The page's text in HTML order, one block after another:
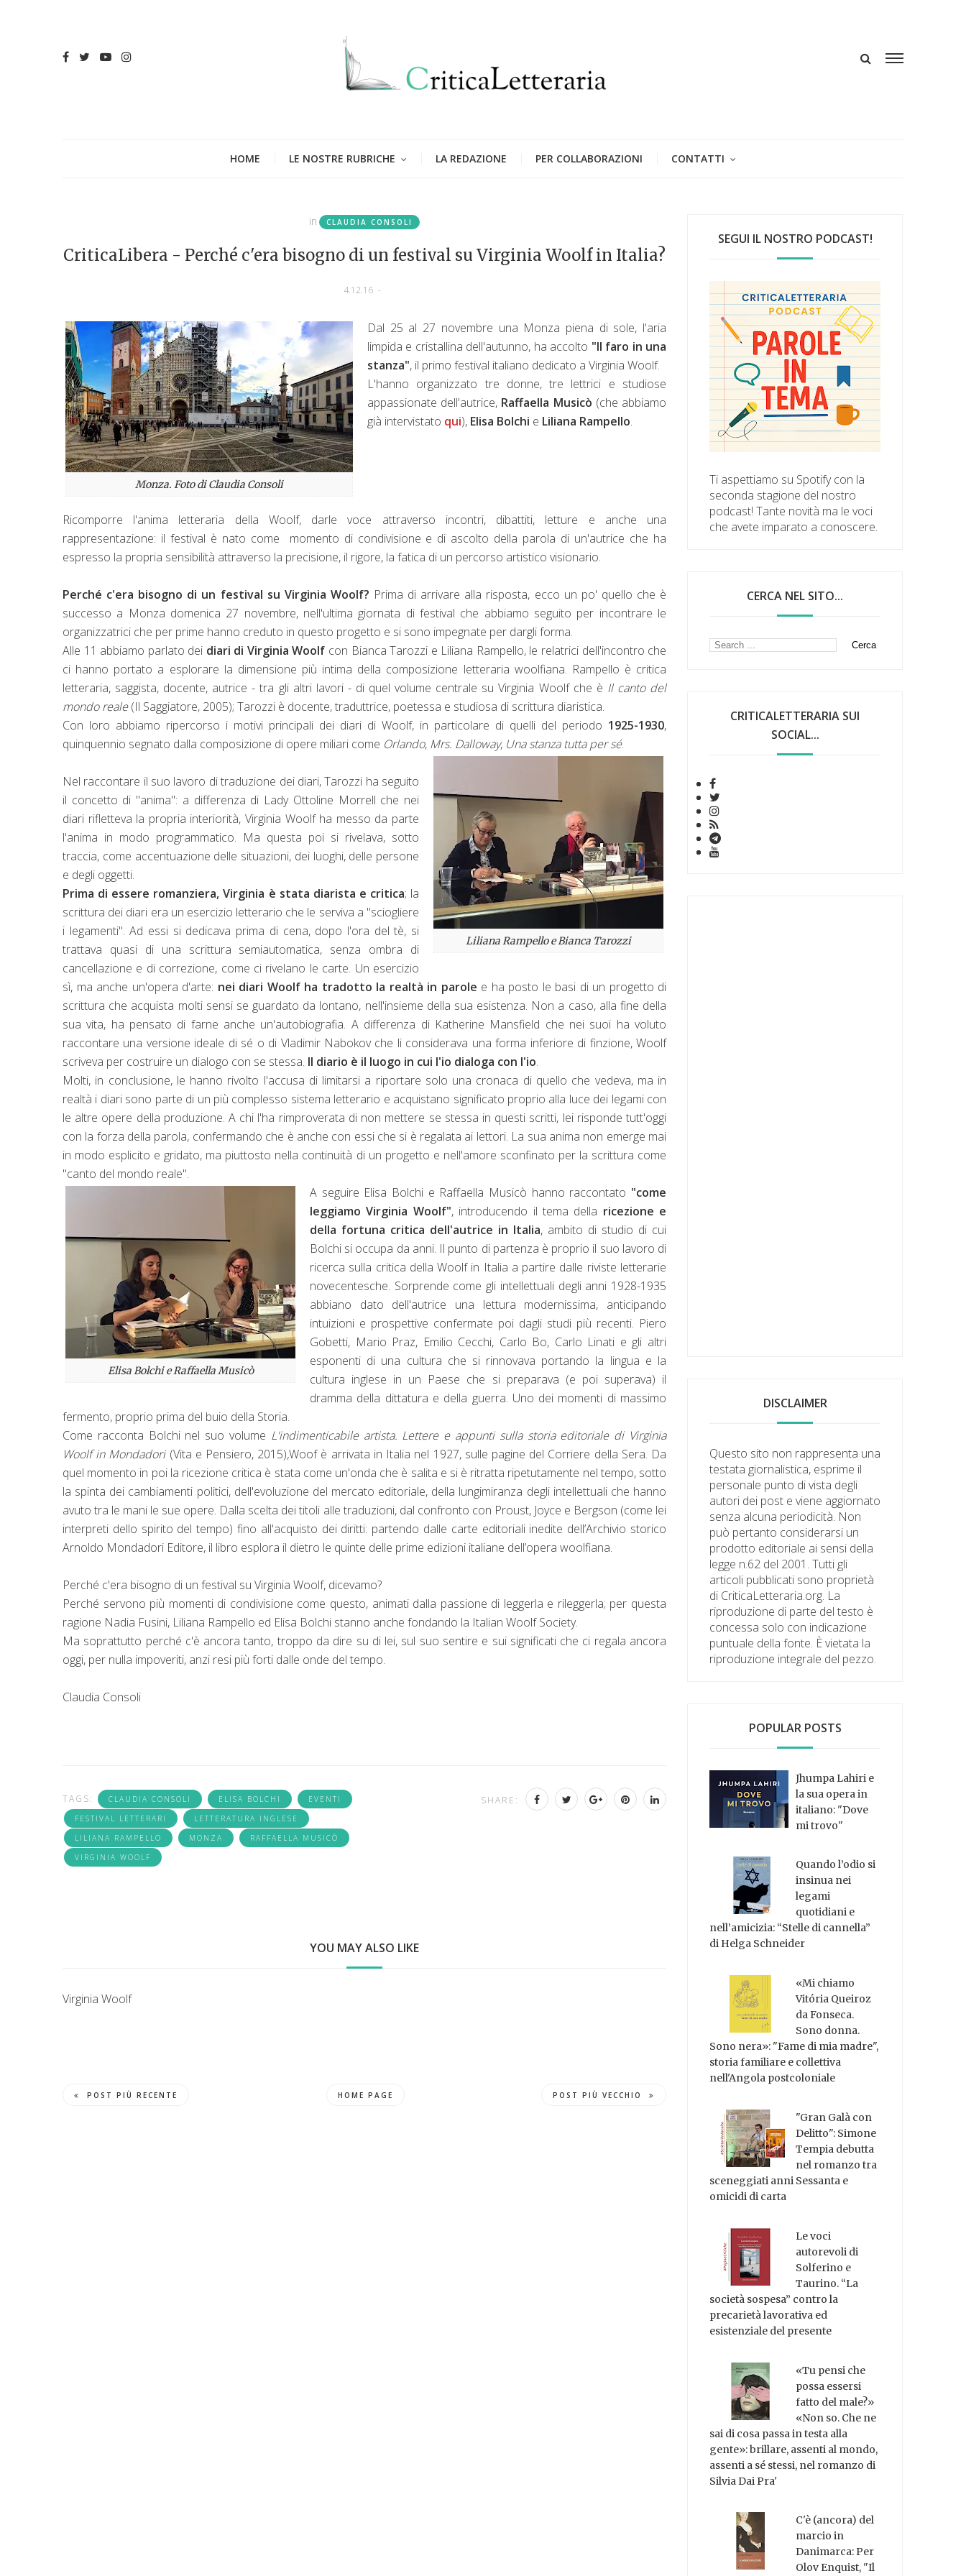
HOME LE NOSTRE RUBRICHE LA REDAZIONE PER COLLABORAZIONI CONTATTI
in CLAUDIA CONSOLI
CriticaLibera - Perché c'era bisogno di un festival su Virginia Woolf in Italia?
4.12.16 -
Monza. Foto di Claudia Consoli
Dal 25 al 27 novembre una Monza piena di sole, l'aria
limpida e cristallina dell'autunno, ha accolto "Il faro in una
stanza", il primo festival italiano dedicato a Virginia Woolf.
L'hanno organizzato tre donne, tre lettrici e studiose
appassionate dell'autrice, Raffaella Musicò (che abbiamo
già intervistato qui), Elisa Bolchi e Liliana Rampello.
Ricomporre l'anima letteraria della Woolf, darle voce attraverso incontri, dibattiti, letture e anche una
rappresentazione: il festival è nato come momento di condivisione e di ascolto della parola di un'autrice che ha
espresso la propria sensibilità attraverso la precisione, il rigore, la fatica di un percorso artistico visionario.
Perché c'era bisogno di un festival su Virginia Woolf? Prima di arrivare alla risposta, ecco un po' quello che è
successo a Monza domenica 27 novembre, nell'ultima giornata di festival che abbiamo seguito per incontrare le
organizzatrici che per prime hanno creduto in questo progetto e si sono impegnate per dargli forma.
Alle 11 abbiamo parlato dei diari di Virginia Woolf con Bianca Tarozzi e Liliana Rampello, le relatrici dell'incontro che
ci hanno portato a esplorare la dimensione più intima della composizione letteraria woolfiana. Rampello è critica
letteraria, saggista, docente, autrice - tra gli altri lavori - di quel volume centrale su Virginia Woolf che è Il canto del
mondo reale(Il Saggiatore, 2005); Tarozzi è docente, traduttrice, poetessa e studiosa di scrittura diaristica.
Con loro abbiamo ripercorso i motivi principali dei diari di Woolf, in particolare di quelli del periodo 1925-1930,
quinquennio segnato dalla composizione di opere miliari come Orlando, Mrs. Dalloway, Una stanza tutta per sé.
Liliana Rampello e Bianca Tarozzi
Nel raccontare il suo lavoro di traduzione dei diari, Tarozzi ha seguito
il concetto di "anima": a differenza di Lady Ottoline Morrell che nei
diari rifletteva la propria interiorità, Virginia Woolf ha messo da parte
l'anima in modo programmatico. Ma questa poi si rivelava, sotto
traccia, come accentuazione delle situazioni, dei luoghi, delle persone
e degli oggetti.
Prima di essere romanziera, Virginia è stata diarista e critica; la
scrittura dei diari era un esercizio letterario che le serviva a "sciogliere
i legamenti". Ad essi si dedicava prima di cena, dopo l'ora del tè, si
trattava quasi di una scrittura semiautomatica, senza ombra di
cancellazione e di correzione, come ci rivelano le carte. Un esercizio
sì, ma anche un'opera d'arte: nei diari Woolf ha tradotto la realtà in parole e ha posto le basi di un progetto di
scrittura che acquista molti sensi se guardato da lontano, nell'insieme della sua esistenza. Non a caso, alla fine della
sua vita, ha pensato di farne anche un'autobiografia. A differenza di Katherine Mansfield che nei suoi ha voluto
raccontare una versione ideale di sé o di Vladimir Nabokov che li considerava una forma inferiore di finzione, Woolf
scriveva per costruire un dialogo con se stessa. Il diario è il luogo in cui l'io dialoga con l'io.
Molti, in conclusione, le hanno rivolto l'accusa di limitarsi a riportare solo una cronaca di quello che vedeva, ma in
realtà i diari sono parte di un più complesso sistema letterario e acquistano significato proprio alla luce dei legami con
le altre opere della produzione. A chi l'ha rimproverata di non mettere se stessa in questi scritti, lei risponde tutt'oggi
con la forza della parola, confermando che è anche con essi che si è regalata ai lettori. La sua anima non emerge mai
in modo esplicito e gridato, ma piuttosto nella continuità di un progetto e nell'amore sconfinato per la scrittura come
"canto del mondo reale".
Elisa Bolchi e Raffaella Musicò
A seguire Elisa Bolchi e Raffaella Musicò hanno raccontato "come
leggiamo Virginia Woolf", introducendo il tema della ricezione e
della fortuna critica dell'autrice in Italia, ambito di studio di cui
Bolchi si occupa da anni. Il punto di partenza è proprio il suo lavoro di
ricerca sulla critica della Woolf in Italia a partire dalle riviste letterarie
novecentesche. Sorprende come gli intellettuali degli anni 1928-1935
abbiano dato dell'autrice una lettura modernissima, anticipando
intuizioni e prospettive confermate poi dagli studi più recenti. Piero
Gobetti, Mario Praz, Emilio Cecchi, Carlo Bo, Carlo Linati e gli altri
esponenti di una cultura che si rinnovava portando la lingua e la
cultura inglese in un Paese che si preparava (e poi superava) il
dramma della dittatura e della guerra. Uno dei momenti di massimo
fermento, proprio prima del buio della Storia.
Come racconta Bolchi nel suo volume L'indimenticabile artista. Lettere e appunti sulla storia editoriale di Virginia
Woolf in Mondadori (Vita e Pensiero, 2015),Woof è arrivata in Italia nel 1927, sulle pagine del Corriere della Sera. Da
quel momento in poi la ricezione critica è stata come un'onda che è salita e si è ritratta ripetutamente nel tempo, sotto
la spinta dei cambiamenti politici, dell'evoluzione del mercato editoriale, della lungimiranza degli intellettuali che hanno
avuto tra le mani le sue opere. Dalla scelta dei titoli alle traduzioni, dal confronto con Proust, Joyce e Bergson (come lei
interpreti dello spirito del tempo) fino all'acquisto dei diritti: partendo dalle carte editoriali inedite dell’Archivio storico
Arnoldo Mondadori Editore, il libro esplora il dietro le quinte delle prime edizioni italiane dell’opera woolfiana.
Perché c'era bisogno di un festival su Virginia Woolf, dicevamo?
Perché servono più momenti di condivisione come questo, animati dalla passione di leggerla e rileggerla; per questa
ragione Nadia Fusini, Liliana Rampello ed Elisa Bolchi stanno anche fondando la Italian Woolf Society.
Ma soprattutto perché c'è ancora tanto, troppo da dire su di lei, sul suo sentire e sui significati che ci regala ancora
oggi, per nulla impoveriti, anzi resi più forti dalle onde del tempo.
Claudia Consoli
TAGS: CLAUDIA CONSOLI ELISA BOLCHI
EVENTI
FESTIVAL LETTERARI
LETTERATURA INGLESE
LILIANA RAMPELLO
MONZA
RAFFAELLA MUSICÒ
VIRGINIA WOOLF
SHARE:
YOU MAY ALSO LIKE
Virginia Woolf
POST PIÙ RECENTE HOME PAGE POST PIÙ VECCHIO
SEGUI IL NOSTRO PODCAST!
Ti aspettiamo su Spotify con la
seconda stagione del nostro
podcast! Tante novità ma le voci
che avete imparato a conoscere.
CERCA NEL SITO...
CRITICALETTERARIA SUI
SOCIAL...
DISCLAIMER
Questo sito non rappresenta una
testata giornalistica, esprime il
personale punto di vista degli
autori dei post e viene aggiornato
senza alcuna periodicità. Non
può pertanto considerarsi un
prodotto editoriale ai sensi della
legge n.62 del 2001. Tutti gli
articoli pubblicati sono proprietà
di CriticaLetteraria.org. La
riproduzione di parte del testo è
concessa solo con indicazione
puntuale della fonte. È vietata la
riproduzione integrale del pezzo.
POPULAR POSTS
Jhumpa Lahiri e
la sua opera in
italiano: "Dove
mi trovo"
Quando l’odio si
insinua nei
legami
quotidiani e
nell’amicizia: “Stelle di cannella”
di Helga Schneider
«Mi chiamo
Vitória Queiroz
da Fonseca.
Sono donna.
Sono nera»: "Fame di mia madre",
storia familiare e collettiva
nell'Angola postcoloniale
"Gran Galà con
Delitto": Simone
Tempia debutta
nel romanzo tra
sceneggiati anni Sessanta e
omicidi di carta
Le voci
autorevoli di
Solferino e
Taurino. “La
società sospesa” contro la
precarietà lavorativa ed
esistenziale del presente
«Tu pensi che
possa essersi
fatto del male?»
«Non so. Che ne
sai di cosa passa in testa alla
gente»: brillare, assenti al mondo,
assenti a sé stessi, nel romanzo di
Silvia Dai Pra'
C'è (ancora) del
marcio in
Danimarca: Per
Olov Enquist, "Il